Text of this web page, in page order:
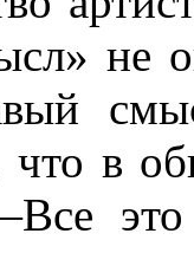
не
что в